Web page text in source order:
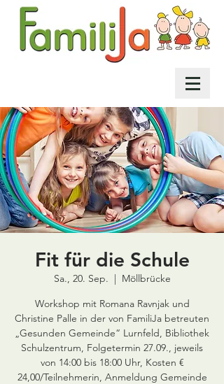
Fit für die Schule
Sa., 20. Sep.
  |
Möllbrücke
Workshop mit Romana Ravnjak und
Christine Palle in der von FamiliJa betreuten
„Gesunden Gemeinde“ Lurnfeld, Bibliothek
Schulzentrum, Folgetermin 27.09., jeweils
von 14:00 bis 18:00 Uhr, Kosten €
24,00/Teilnehmerin, Anmeldung Gemeinde